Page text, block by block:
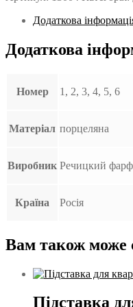
Додаткова
Додаткова
Номер 1, 2, 3, 4, 5, 6
Матеріал порцеляна
Виробник Речицкий
Країна Росія
Вам також може
Підставка